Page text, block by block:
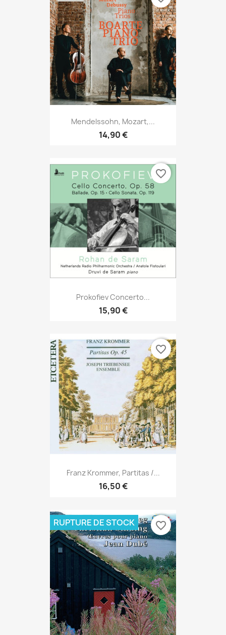
Mendelssohn, Mozart,...
14,90 €
Prokofiev Concerto...
15,90 €
favorite_border
Franz Krommer, Partitas /...
16,50 €
favorite_border
RUPTURE DE STOCK favorite_border